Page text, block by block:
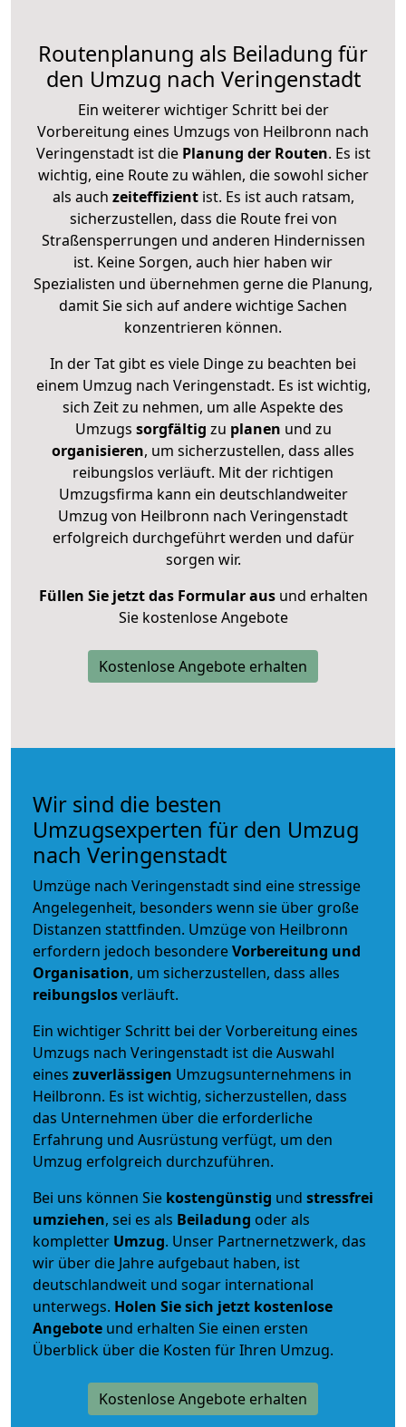
Routenplanung als Beiladung für
den Umzug nach Veringenstadt
Ein weiterer wichtiger Schritt bei der
Vorbereitung eines Umzugs von Heilbronn nach
Veringenstadt ist diePlanung der Routen. Es ist
wichtig, eine Route zu wählen, die sowohl sicher
als auch zeiteffizientist. Es ist auch ratsam,
sicherzustellen, dass die Route frei von
Straßensperrungen und anderen Hindernissen
ist. Keine Sorgen, auch hier haben wir
Spezialisten und übernehmen gerne die Planung,
damit Sie sich auf andere wichtige Sachen
konzentrieren können.
In der Tat gibt es viele Dinge zu beachten bei
einem Umzug nach Veringenstadt. Es ist wichtig,
sich Zeit zu nehmen, um alle Aspekte des
Umzugs sorgfältig zu planen und zu
organisieren, um sicherzustellen, dass alles
reibungslos verläuft. Mit der richtigen
Umzugsfirma kann ein deutschlandweiter
Umzug von Heilbronn nach Veringenstadt
erfolgreich durchgeführt werden und dafür
sorgen wir.
Füllen Sie jetzt das Formular ausund erhalten
Sie kostenlose Angebote
Kostenlose Angebote erhalten
Wir sind die besten
Umzugsexperten für den Umzug
nach Veringenstadt
Umzüge nach Veringenstadt sind eine stressige
Angelegenheit, besonders wenn sie über große
Distanzen stattfinden. Umzüge von Heilbronn
erfordern jedoch besondereVorbereitung und
Organisation, um sicherzustellen, dass alles
reibungslosverläuft.
Ein wichtiger Schritt bei der Vorbereitung eines
Umzugs nach Veringenstadt ist die Auswahl
eines zuverlässigen Umzugsunternehmens in
Heilbronn. Es ist wichtig, sicherzustellen, dass
das Unternehmen über die erforderliche
Erfahrung und Ausrüstung verfügt, um den
Umzug erfolgreich durchzuführen.
Bei uns können Sie kostengünstig und stressfrei
umziehen, sei es als Beiladung oder als
kompletter Umzug. Unser Partnernetzwerk, das
wir über die Jahre aufgebaut haben, ist
deutschlandweit und sogar international
unterwegs. Holen Sie sich jetzt kostenlose
Angebote und erhalten Sie einen ersten
Überblick über die Kosten für Ihren Umzug.
Kostenlose Angebote erhalten